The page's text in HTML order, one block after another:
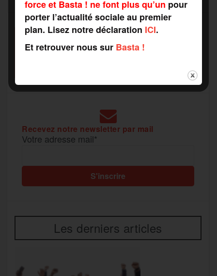
o e g
a
g
RAPPORTS DE FORCE
Recevez notre newsletter par mail
Votre adresse mail*
Les derniers articles
force et Basta ! ne font plus qu’un pour
porter l’actualité sociale au premier
plan. Lisez notre déclaration ICI.
Et retrouver nous sur Basta !